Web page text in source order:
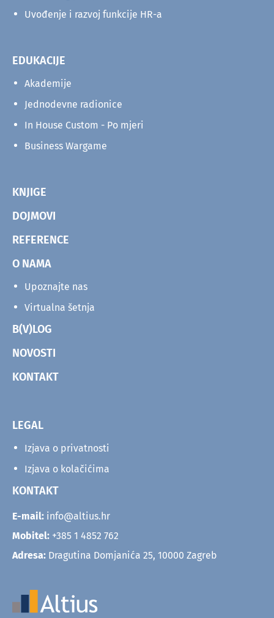
Uvođenje i razvoj funkcije HR-a
EDUKACIJE
Akademije
Jednodevne radionice
In House Custom - Po mjeri
Business Wargame
KNJIGE
DOJMOVI
REFERENCE
O NAMA
Upoznajte nas
Virtualna šetnja
B(V)LOG
NOVOSTI
KONTAKT
LEGAL
Izjava o privatnosti
Izjava o kolačićima
KONTAKT
E-mail: info@altius.hr
Mobitel: +385 1 4852 762
Adresa: Dragutina Domjanića 25, 10000 Zagreb